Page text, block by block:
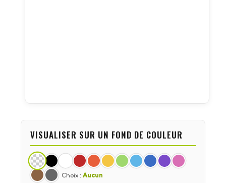
VISUALISER SUR UN FOND DE COULEUR
Choix : Aucun